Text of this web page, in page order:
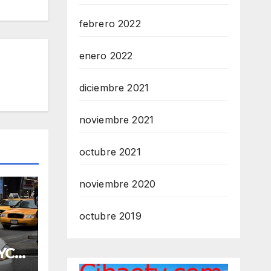
febrero 2022
enero 2022
diciembre 2021
noviembre 2021
octubre 2021
noviembre 2020
octubre 2019